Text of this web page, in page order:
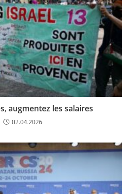
augmentez les salaires
02.04.2026